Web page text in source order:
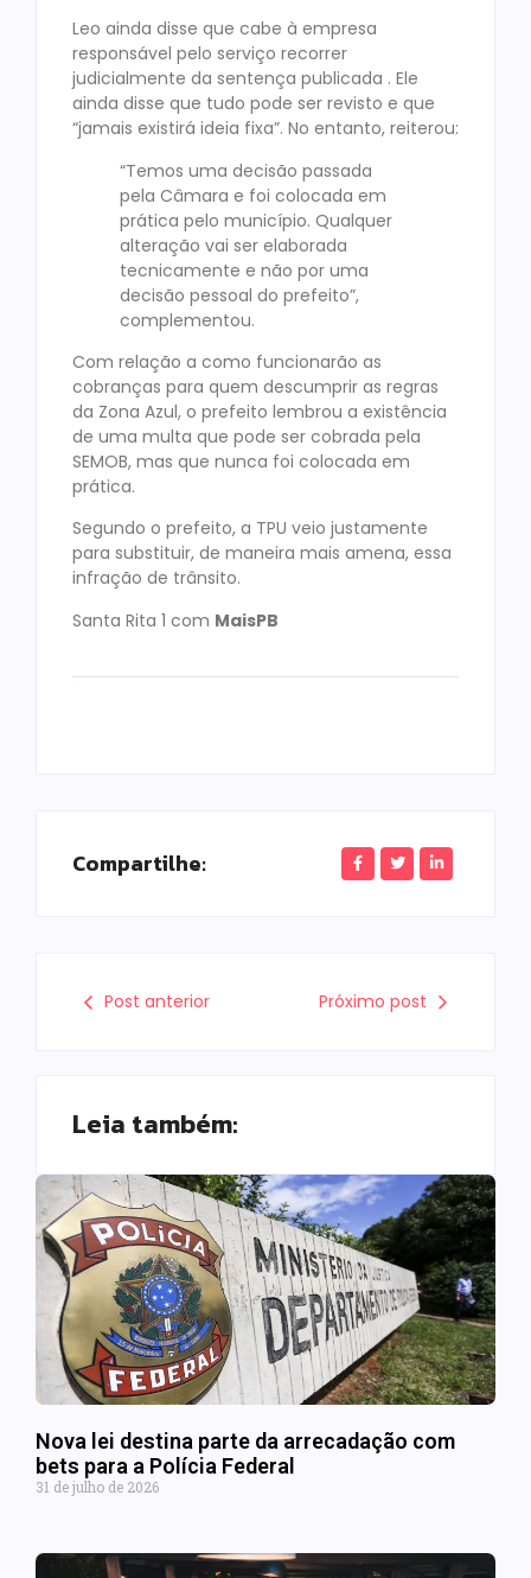
Leo ainda disse que cabe à empresa
responsável pelo serviço recorrer
judicialmente da sentença publicada . Ele
ainda disse que tudo pode ser revisto e que
“jamais existirá ideia fixa”. No entanto, reiterou:
“Temos uma decisão passada
pela Câmara e foi colocada em
prática pelo município. Qualquer
alteração vai ser elaborada
tecnicamente e não por uma
decisão pessoal do prefeito”,
complementou.
Com relação a como funcionarão as
cobranças para quem descumprir as regras
da Zona Azul, o prefeito lembrou a existência
de uma multa que pode ser cobrada pela
SEMOB, mas que nunca foi colocada em
prática.
Segundo o prefeito, a TPU veio justamente
para substituir, de maneira mais amena, essa
infração de trânsito.
Santa Rita 1 com MaisPB
Compartilhe:
Post anterior Próximo post
Leia também:
Nova lei destina parte da arrecadação com
bets para a Polícia Federal
31 de julho de 2026